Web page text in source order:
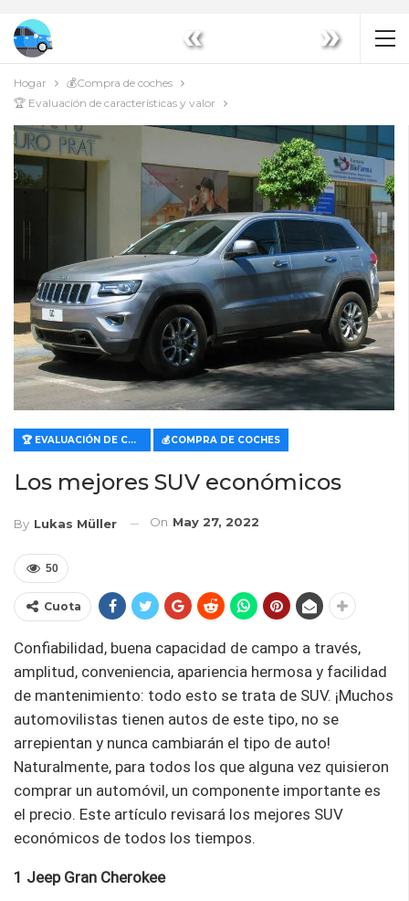
« »
Hogar
💰Compra de coches
🏆 Evaluación de características y valor
🏆 EVALUACIÓN DE CARACTERÍSTICAS Y VALOR 💰COMPRA DE COCHES
Los mejores SUV económicos
By Lukas Müller On May 27, 2022
50
Cuota
Confiabilidad, buena capacidad de campo a través,
amplitud, conveniencia, apariencia hermosa y facilidad
de mantenimiento: todo esto se trata de SUV. ¡Muchos
automovilistas tienen autos de este tipo, no se
arrepientan y nunca cambiarán el tipo de auto!
Naturalmente, para todos los que alguna vez quisieron
comprar un automóvil, un componente importante es
el precio. Este artículo revisará los mejores SUV
económicos de todos los tiempos.
1 Jeep Gran Cherokee